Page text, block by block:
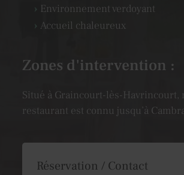
Environnement verdoyant
Accueil chaleureux
Zones d'intervention :
Situé à Graincourt-lès-Havrincourt,
restaurant est connu jusqu’à
Réservation / Contact